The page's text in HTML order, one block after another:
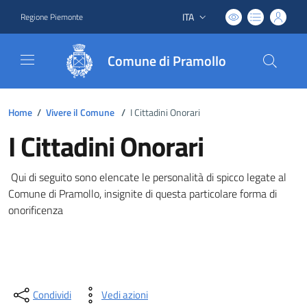
Regione Piemonte Lingua attiva:
ITA
Comune di Pramollo
Home / Vivere il Comune / I Cittadini Onorari
I Cittadini Onorari
Qui di seguito sono elencate le personalità di spicco legate al
Comune di Pramollo, insignite di questa particolare forma di
onorificenza
Condividi Vedi azioni